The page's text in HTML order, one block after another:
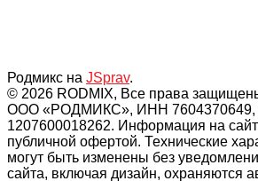
Родмикс на JSprav.
© 2026 RODMIX, Все права
ООО «РОДМИКС», ИНН 7604370649,
1207600018262. Информация на
публичной офертой. Технические
могут быть изменены без
сайта, включая дизайн, охраняются